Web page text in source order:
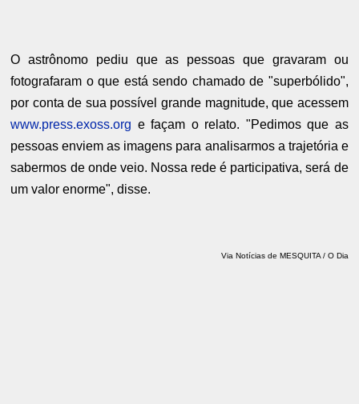
O astrônomo pediu que as pessoas que gravaram ou
fotografaram o que está sendo chamado de "superbólido",
por conta de sua possível grande magnitude, que acessem
www.press.exoss.org e façam o relato. "Pedimos que as
pessoas enviem as imagens para analisarmos a trajetória e
sabermos de onde veio. Nossa rede é participativa, será de
um valor enorme", disse.
Via Notícias de MESQUITA / O Dia